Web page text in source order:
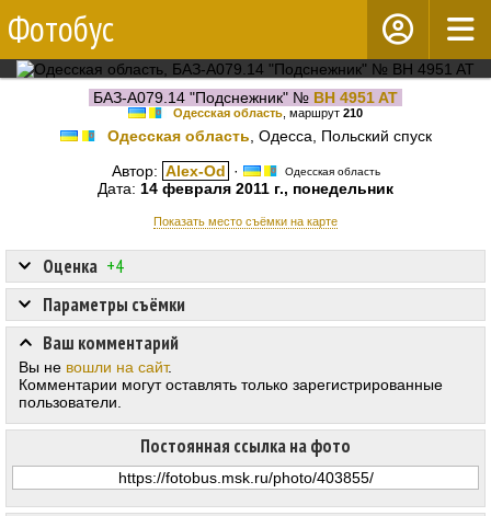
Фотобус
БАЗ-А079.14 "Подснежник" № BH 4951 AT
Одесская область , маршрут 210
Одесская область , Одесса, Польский спуск
Автор: Alex-Od · Одесская область
Дата: 14 февраля 2011 г., понедельник
Показать место съёмки на карте
Оценка +4
Постоянная ссылка на фото
Параметры съёмки
Ваш комментарий
Вы не вошли на сайт.
Комментарии могут оставлять только зарегистрированные
пользователи.